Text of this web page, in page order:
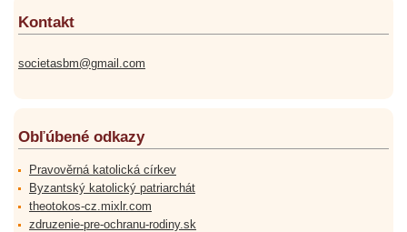
Kontakt
societasbm@gmail.com
Obľúbené odkazy
Pravověrná katolická církev
Byzantský katolický patriarchát
theotokos-cz.mixlr.com
zdruzenie-pre-ochranu-rodiny.sk